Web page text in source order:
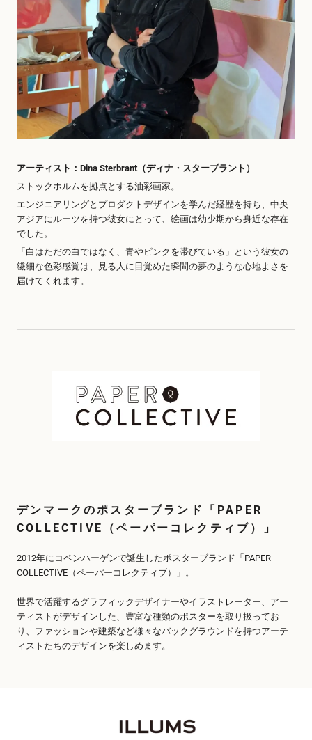
アーティスト：Dina Sterbrant（ディナ・スターブラント）
ストックホルムを拠点とする油彩画家。
エンジニアリングとプロダクトデザインを学んだ経歴を持ち、中央
アジアにルーツを持つ彼女にとって、絵画は幼少期から身近な存在
でした。
「白はただの白ではなく、青やピンクを帯びている」という彼女の
繊細な色彩感覚は、見る人に目覚めた瞬間の夢のような心地よさを
届けてくれます。
デンマークのポスターブランド「PAPER
COLLECTIVE（ペーパーコレクティブ）」
2012年にコペンハーゲンで誕生したポスターブランド「PAPER
COLLECTIVE（ペーパーコレクティブ）」。
世界で活躍するグラフィックデザイナーやイラストレーター、アー
ティストがデザインした、豊富な種類のポスターを取り扱ってお
り、ファッションや建築など様々なバックグラウンドを持つアーテ
ィストたちのデザインを楽しめます。